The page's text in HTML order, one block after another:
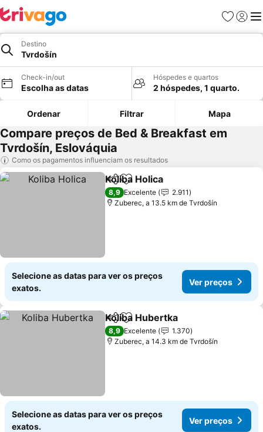
Favoritos
Iniciar
Destino
Tvrdošín
Check-in/out
Escolha as datas
Hóspedes e quartos
2 hóspedes, 1 quarto.
Ordenar Filtrar Mapa
Compare preços de Bed & Breakfast em
Tvrdošín, Eslováquia
Como os pagamentos influenciam os resultados
PartilharAdicionar aos favoritos
Koliba Holica
8,9 Excelente
2.911
Zuberec, a 13.5 km de Tvrdošín
Selecione as datas para ver os preços
exatos.
Ver preços
PartilharAdicionar aos favoritos
Koliba Hubertka
8,9 Excelente
1.370
Zuberec, a 14.3 km de Tvrdošín
Selecione as datas para ver os preços
exatos.
Ver preços